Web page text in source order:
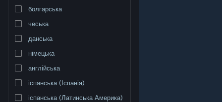
болгарська
чеська
данська
німецька
англійська
іспанська (Іспанія)
іспанська (Латинська Америка)